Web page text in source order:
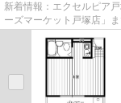
新着情報：エクセルピア
ーズマーケット戸塚店」